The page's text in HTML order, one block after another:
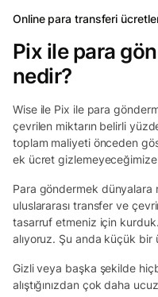
Online para transferi
Pix ile para
nedir?
Wise ile Pix ile para
çevrilen miktarın belirli
toplam maliyeti önceden
ek ücret
Para göndermek dünyalara
uluslararası transfer ve
tasarruf etmeniz için
alıyoruz. Şu anda küçük
Gizli veya başka şekilde
alıştığınızdan çok daha